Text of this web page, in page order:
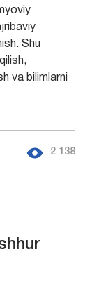
Shu
va bilimlarni
2 138